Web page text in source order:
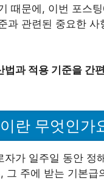
때문에, 이번 포스
과 관련된 중요한 사
법과 적용 기준을 간
란 무엇인가
자가 일주일 동안 정
그 주에 받는 기본급